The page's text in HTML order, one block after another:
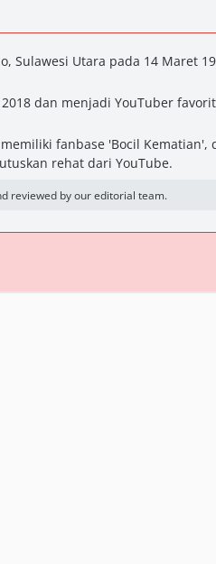
Sulawesi Utara pada 14 Maret
dan menjadi YouTuber
fanbase 'Bocil Kematian',
rehat dari YouTube.
reviewed by our editorial team.